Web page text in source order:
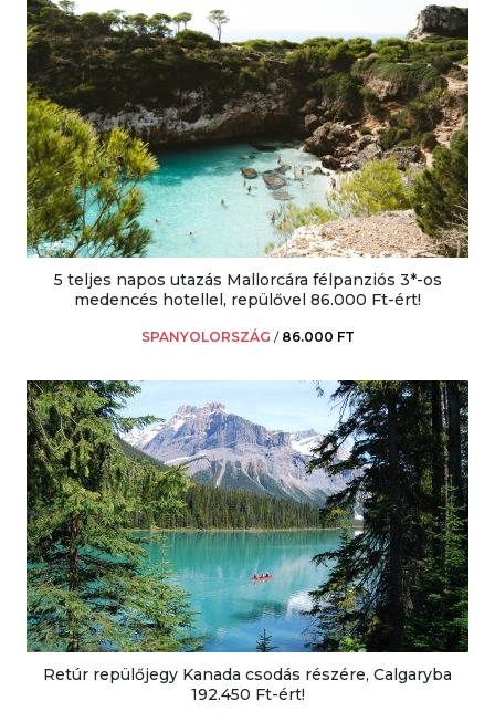
5 teljes napos utazás Mallorcára félpanziós 3*-os
medencés hotellel, repülővel 86.000 Ft-ért!
SPANYOLORSZÁG / 86.000 FT
Retúr repülőjegy Kanada csodás részére, Calgaryba
192.450 Ft-ért!